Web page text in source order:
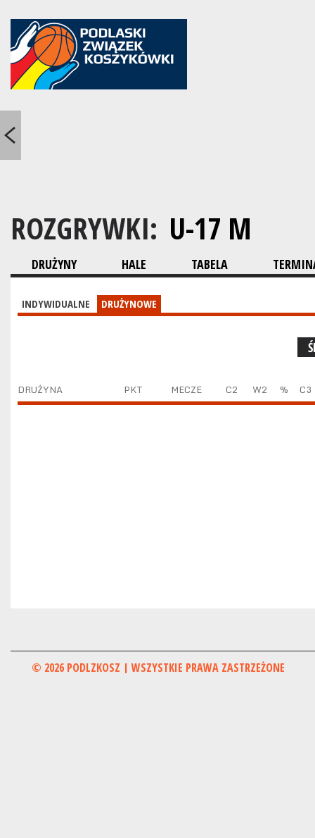
ROZGRYWKI: U-17 M
DRUŻYNY HALE TABELA
INDYWIDUALNE DRUŻYNOWE
DRUŻYNA PKT MECZE C2 W2 % C3
© 2026 PODLZKOSZ | WSZYSTKIE PRAWA ZASTRZEŻONE